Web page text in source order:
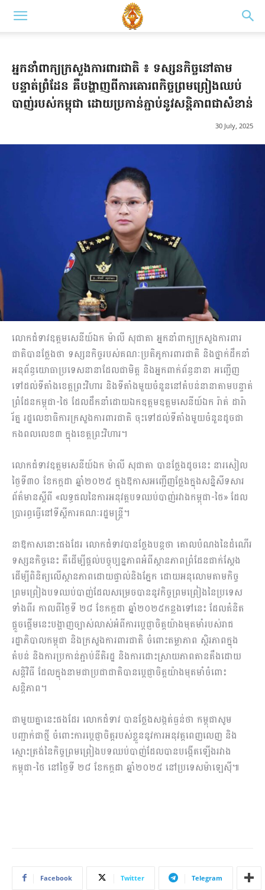
អ្នកនាំពាក្យក្រសួងការពារជាតិ ៖ ទស្សនកិច្ចនៅតាម
បន្ទាត់ព្រំដែន គឺបង្ហាញពីការគោរពកិច្ចព្រមព្រៀងឈប់
បាញ់របស់កម្ពុជា ដោយប្រកាន់ភ្ជាប់នូវសន្តិភាពជាសំខាន់
30 July, 2025
លោកជំទាវឧត្តមសេនីយ៍ឯក ម៉ាលី សុជាតា អ្នកនាំពាក្យក្រសួងការពារ
ជាតិបានថ្លែងថា ទស្សនកិច្ចរបស់គណៈប្រតិភូការពារជាតិ និងថ្នាក់ដឹកនាំ
អនុព័ន្ធយោធាប្រទេសនានាដែលជាមិត្ត និងអ្នកពាក់ព័ន្ធនានា អញ្ជើញ
ទៅដល់ទីតាំងខេត្តព្រះវិហារ និងទីតាំងមួយចំនួននៅតំបន់នានាតាមបន្ទាត់
ព្រំដែនកម្ពុជា-ថៃ ដែលដឹកនាំដោយឯកឧត្តមឧត្តមសេនីយ៍ឯក រ៉ាត់ ដារ៉ា
រ័ត្ន រដ្ឋលេខាធិការក្រសួងការពារជាតិ ចុះទៅដល់ទីតាំងមួយចំនួនដូចជា
កងពលលេខ៣ ក្នុងខេត្តព្រះវិហារ។
លោកជំទាវឧត្តមសេនីយ៍ឯក ម៉ាលី សុជាតា បានថ្លែងដូចនេះ នារសៀល
ថ្ងៃទី៣០ ខែកក្តដា ឆ្នាំ២០២៥ ក្នុងឱកាសអញ្ជើញថ្លែងក្នុងសន្និសីទសារ
ព័ត៌មានស្តីពី «លទ្ធផលនៃការអនុវត្តបទឈប់បាញ់រវាងកម្ពុជា-ថៃ» ដែល
ប្រារព្ធធ្វើនៅទីស្តីការគណៈរដ្ឋមន្ត្រី។
នាឱកាសនោះផងដែរ លោកជំទាវបានថ្លែងបន្តថា គោលបំណងនៃដំណើរ
ទស្សនកិច្ចនេះ គឺដើម្បីផ្តល់បច្ចុប្បន្នភាពអំពីស្ថានភាពព្រំដែនជាក់ស្តែង
ដើម្បីពិនិត្យលើស្ថានភាពដោយផ្ទាល់និងភ្នែក ដោយអនុលោមតាមកិច្ច
ព្រមព្រៀងបទឈប់បាញ់ដែលសម្រេចបាននូវកិច្ចព្រមព្រៀងនៃប្រទេស
ទាំងពីរ កាលពីថ្ងៃទី ២៨ ខែកក្តដា ឆ្នាំ២០២៥កន្លងទៅនេះ ដែលគំនិត
ផ្តួចផ្តើមនេះបង្ហាញច្បាស់លាស់អំពីការប្តេជ្ញាចិត្តយ៉ាងមុតមាំរបស់រាជ
រដ្ឋាភិបាលកម្ពុជា និងក្រសួងការពារជាតិ ចំពោះតម្លាភាព ស្ថិរភាពក្នុង
តំបន់ និងការប្រកាន់ភ្ជាប់នីតិរដ្ឋ និងការដោះស្រាយភាពតានតឹងដោយ
សន្តិវិធី ដែលក្នុងនាមជាប្រជាជាតិបានប្តេជ្ញាចិត្តយ៉ាងមុតមាំចំពោះ
សន្តិភាព។
ជាមួយគ្នានេះផងដែរ លោកជំទាវ បានថ្លែងសង្កត់ធ្ងន់ថា កម្ពុជាសូម
បញ្ជាក់ជាថ្មី ចំពោះការប្តេជ្ញាចិត្តរបស់ខ្លួននូវការអនុវត្តពេញលេញ និង
ស្មោះត្រង់នៃកិច្ចព្រមព្រៀងបទឈប់បាញ់ដែលបានបង្កើតឡើងរវាង
កម្ពុជា-ថៃ នៅថ្ងៃទី ២៨ ខែកក្តដា ឆ្នាំ២០២៥ នៅប្រទេសម៉ាឡេស៊ី៕
Facebook Twitter Telegram